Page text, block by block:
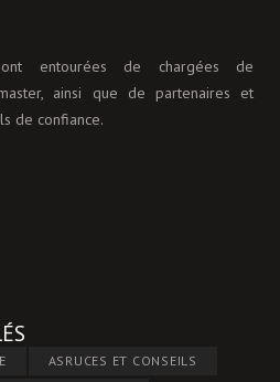
entourées de chargées de
ainsi que de partenaires et
de confiance.
ASRUCES ET CONSEILS